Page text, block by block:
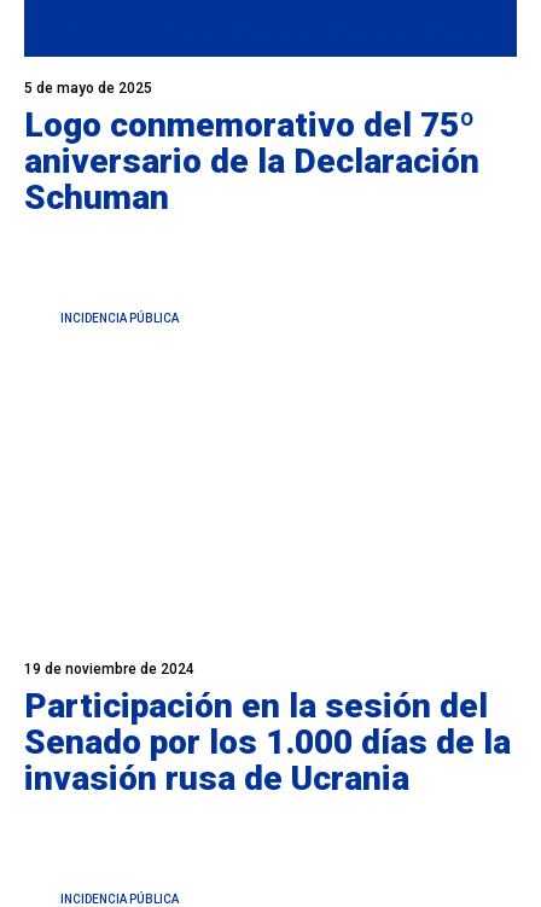
5 de mayo de 2025
Logo conmemorativo del 75º
aniversario de la Declaración
Schuman
INCIDENCIA PÚBLICA
19 de noviembre de 2024
Participación en la sesión del
Senado por los 1.000 días de la
invasión rusa de Ucrania
INCIDENCIA PÚBLICA